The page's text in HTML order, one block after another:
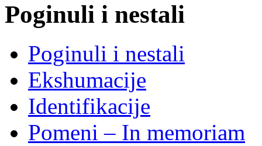
Poginuli i nestali
Poginuli i nestali
Ekshumacije
Identifikacije
Pomeni – In memoriam